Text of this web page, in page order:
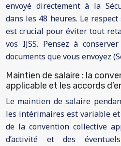
envoyé directement à la
dans les 48 heures. Le
est crucial pour éviter tout
vos IJSS. Pensez à
documents que vous envoyez
Maintien de salaire : la
applicable et les accords
Le maintien de salaire
les intérimaires est variable
de la convention collective
d’activité et des